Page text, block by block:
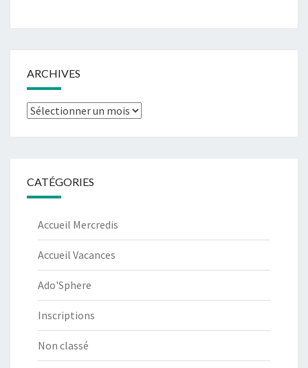
ARCHIVES
Archives
CATÉGORIES
Accueil Mercredis
Accueil Vacances
Ado'Sphere
Inscriptions
Non classé